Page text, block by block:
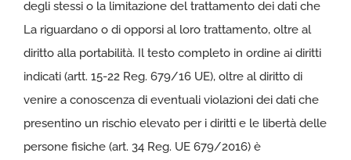
degli stessi o la limitazione del trattamento dei dati che
La riguardano o di opporsi al loro trattamento, oltre al
diritto alla portabilità. Il testo completo in ordine ai diritti
indicati (artt. 15-22 Reg. 679/16 UE), oltre al diritto di
venire a conoscenza di eventuali violazioni dei dati che
presentino un rischio elevato per i diritti e le libertà delle
persone fisiche (art. 34 Reg. UE 679/2016) è